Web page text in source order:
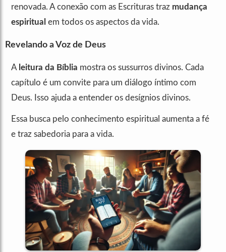
renovada. A conexão com as Escrituras traz mudança
espiritual em todos os aspectos da vida.
Revelando a Voz de Deus
A leitura da Bíblia mostra os sussurros divinos. Cada
capítulo é um convite para um diálogo íntimo com
Deus. Isso ajuda a entender os desígnios divinos.
Essa busca pelo conhecimento espiritual aumenta a fé
e traz sabedoria para a vida.